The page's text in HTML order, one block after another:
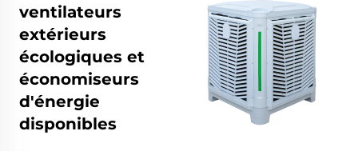
ventilateurs
extérieurs
écologiques et
économiseurs
d'énergie
disponibles